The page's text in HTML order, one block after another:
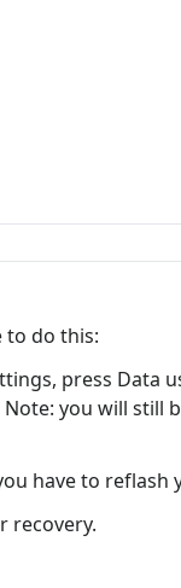
to do this:
press Data
you will still
have to reflash
recovery.